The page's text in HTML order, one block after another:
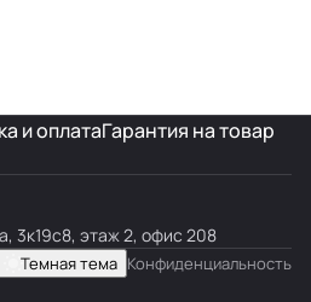
и оплатаГарантия на товар
3к19с8, этаж 2, офис 208
Темная тема Конфиденциальность